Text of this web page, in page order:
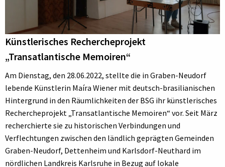
Familiensuche
Kontakt
Mitglied werden
Künstlerisches Rechercheprojekt
„Transatlantische Memoiren“
Am Dienstag, den 28.06.2022, stellte die in Graben-Neudorf
lebende Künstlerin Maíra Wiener mit deutsch-brasilianischen
Hintergrund in den Räumlichkeiten der BSG ihr künstlerisches
Rechercheprojekt „Transatlantische Memoiren“ vor. Seit März
recherchierte sie zu historischen Verbindungen und
Verflechtungen zwischen den ländlich geprägten Gemeinden
Graben-Neudorf, Dettenheim und Karlsdorf-Neuthard im
nördlichen Landkreis Karlsruhe in Bezug auf lokale